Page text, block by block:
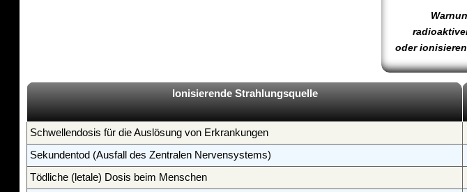
oder
Ionisierende Strahlungsquelle
Schwellendosis für die Auslösung von Erkrankungen
Sekundentod (Ausfall des Zentralen Nervensystems)
Tödliche (letale) Dosis beim Menschen